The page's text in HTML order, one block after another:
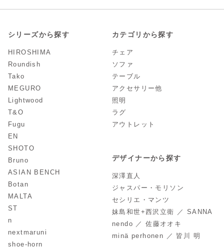
シリーズから探す
HIROSHIMA
Roundish
Tako
MEGURO
Lightwood
T&O
Fugu
EN
SHOTO
Bruno
ASIAN BENCH
Botan
MALTA
ST
n
nextmaruni
shoe-horn
カテゴリから探す
チェア
ソファ
テーブル
アクセサリー他
照明
ラグ
アウトレット
デザイナーから探す
深澤直人
ジャスパー・モリソン
セシリエ・マンツ
妹島和世+西沢立衛 ／ SANNA
nendo ／ 佐藤オオキ
minä perhonen ／ 皆川 明